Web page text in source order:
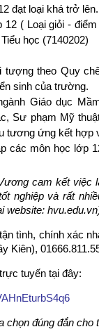
đạt loại khá trở lên.
( Loại giỏi -
học (7140202)
tượng theo Quy
sinh của trường.
Giáo dục
Sư phạm Mỹ
tương ứng kết hợp
các môn học lớp
cam kết việc
nghiệp và rất
website:
tình, chính xác
Kiên),
tuyến tại đây:
chọn đúng đắn cho